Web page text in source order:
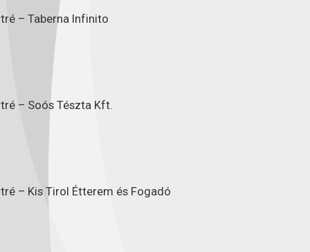
– Taberna Infinito
– Soós Tészta Kft.
– Kis Tirol Étterem és Fogadó